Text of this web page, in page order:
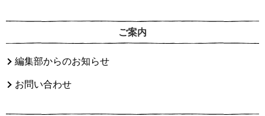
ご案内
編集部からのお知らせ
お問い合わせ